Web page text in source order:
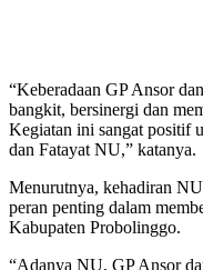
“Keberadaan GP Ansor
bangkit, bersinergi dan
Kegiatan ini sangat positif
dan Fatayat NU,” katanya.
Menurutnya, kehadiran
peran penting dalam
Kabupaten Probolinggo.
“Adanya NU, GP Ansor